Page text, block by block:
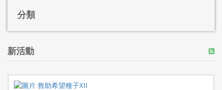
分類
新活動